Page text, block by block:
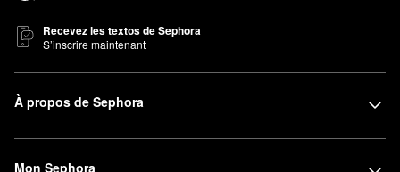
Recevez les textos de Sephora
S’inscrire maintenant
À propos de Sephora
Mon Sephora